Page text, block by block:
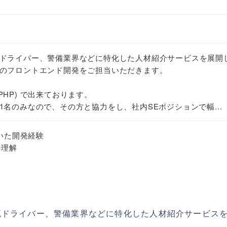
ライバー、警備業界などに特化した人材紹介サービスを展開
フロントエンド開発をご担当いただきます。
で出来ております。
のみなので、その方と協力をし、社内SEポジションで幅...
開発経験
解
ライバー、警備業界などに特化した人材紹介サービス